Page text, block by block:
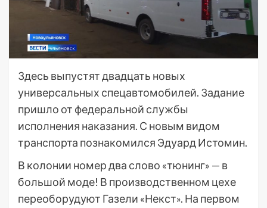
Здесь выпустят двадцать новых
универсальных спецавтомобилей. Задание
пришло от федеральной службы
исполнения наказания. С новым видом
транспорта познакомился Эдуард Истомин.
В колонии номер два слово «тюнинг» — в
большой моде! В производственном цехе
переоборудуют Газели «Некст». На первом